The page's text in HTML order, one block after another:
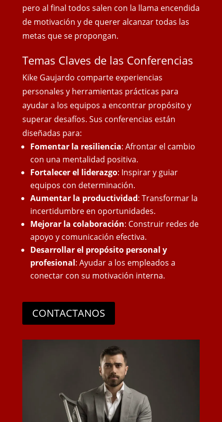
pero al final todos salen con la llama encendida
de motivación y de querer alcanzar todas las
metas que se propongan.
Temas Claves de las Conferencias
Kike Gaujardo comparte experiencias
personales y herramientas prácticas para
ayudar a los equipos a encontrar propósito y
superar desafíos. Sus conferencias están
diseñadas para:
Fomentar la resiliencia: Afrontar el cambio
con una mentalidad positiva.
Fortalecer el liderazgo: Inspirar y guiar
equipos con determinación.
Aumentar la productividad: Transformar la
incertidumbre en oportunidades.
Mejorar la colaboración: Construir redes de
apoyo y comunicación efectiva.
Desarrollar el propósito personal y
profesional: Ayudar a los empleados a
conectar con su motivación interna.
CONTACTANOS